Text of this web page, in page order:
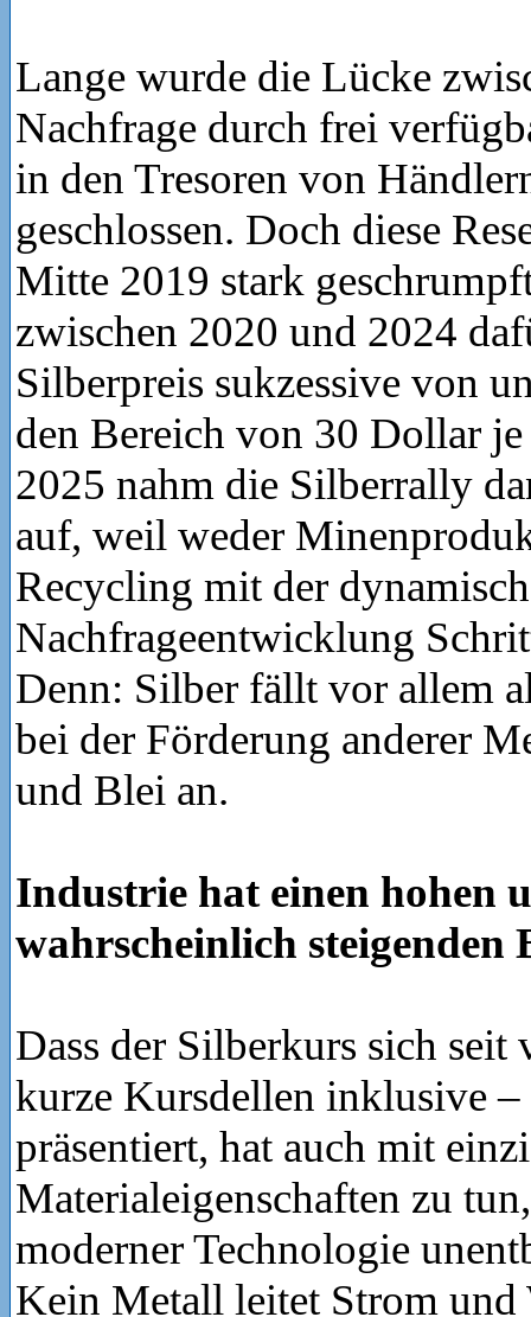
Lange wurde die Lücke
Nachfrage durch frei
in den Tresoren von
geschlossen. Doch diese
Mitte 2019 stark
zwischen 2020 und 2024
Silberpreis sukzessive von
den Bereich von 30 Dollar
2025 nahm die Silberrally
auf, weil weder
Recycling mit der
Nachfrageentwicklung
Denn: Silber fällt vor allem
bei der Förderung anderer
und Blei an.
Industrie hat einen hohen
wahrscheinlich steigenden
Dass der Silberkurs sich seit
kurze Kursdellen inklusive –
präsentiert, hat auch mit
Materialeigenschaften zu
moderner Technologie
Kein Metall leitet Strom und